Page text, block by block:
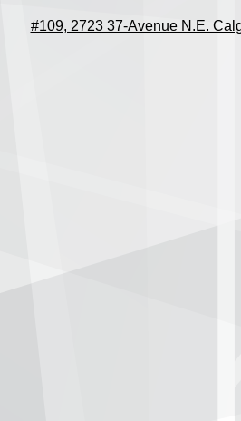
#109, 2723 37-Avenue N.E.